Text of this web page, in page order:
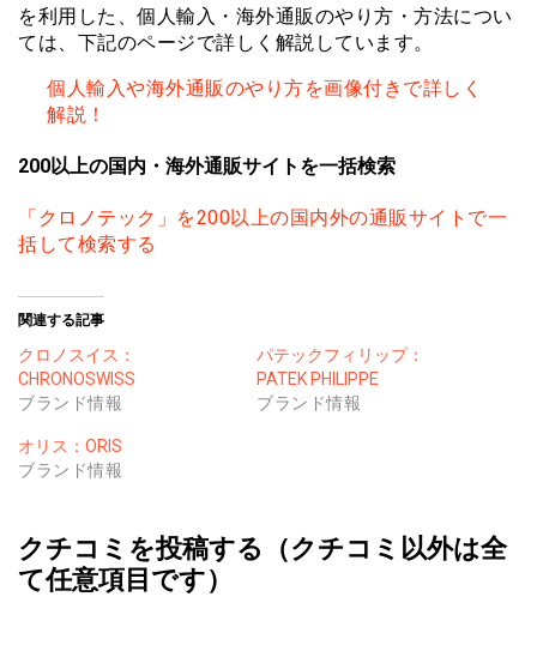
を利用した、個人輸入・海外通販のやり方・方法につい
ては、下記のページで詳しく解説しています。
個人輸入や海外通販のやり方を画像付きで詳しく
解説！
200以上の国内・海外通販サイトを一括検索
「クロノテック」を200以上の国内外の通販サイトで一
括して検索する
関連する記事
クロノスイス：
CHRONOSWISS
ブランド情報
パテックフィリップ：
PATEK PHILIPPE
ブランド情報
オリス：ORIS
ブランド情報
クチコミを投稿する（クチコミ以外は全
て任意項目です）